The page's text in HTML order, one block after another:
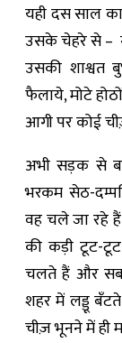
यही दस साल
उसके चेहरे से –
उसकी शाश्वत
फैलाये, मोटे
आगी पर कोई
अभी सड़क से
भरकम सेठ-
वह चले जा रहे
की कड़ी टूट-
चलते हैं और
शहर में लड्डू
चीज़ भूनने में ही